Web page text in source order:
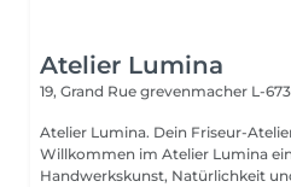
Atelier Lumina
19, Grand Rue grevenmacher L-
Atelier Lumina. Dein Friseur-
Willkommen im Atelier Lumina einem Ort, an dem
Handwerkskunst, Natürlichkeit